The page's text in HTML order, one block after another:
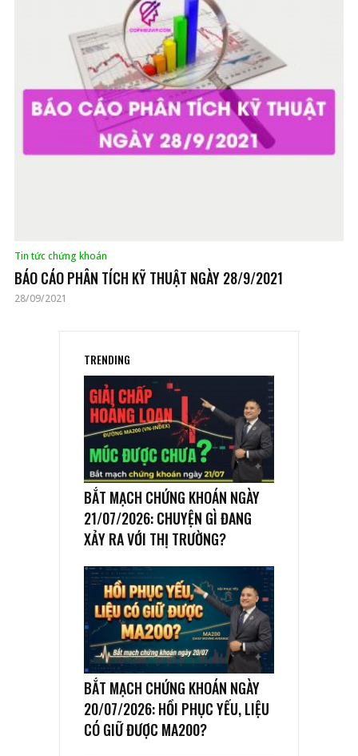
Tin tức chứng khoán
BÁO CÁO PHÂN TÍCH KỸ THUẬT NGÀY 28/9/2021
28/09/2021
TRENDING
BẮT MẠCH CHỨNG KHOÁN NGÀY
21/07/2026: CHUYỆN GÌ ĐANG
XẢY RA VỚI THỊ TRƯỜNG?
BẮT MẠCH CHỨNG KHOÁN NGÀY
20/07/2026: HỒI PHỤC YẾU, LIỆU
CÓ GIỮ ĐƯỢC MA200?